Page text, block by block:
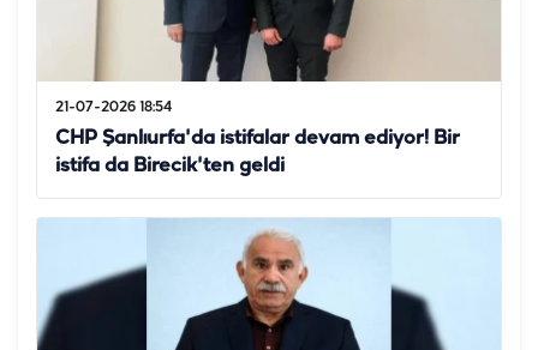
21-07-2026 18:54
CHP Şanlıurfa'da istifalar devam ediyor! Bir
istifa da Birecik'ten geldi